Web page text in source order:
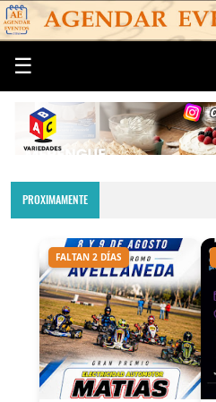
☰
PROXIMAMENTE
FALTAN 2 DÍAS